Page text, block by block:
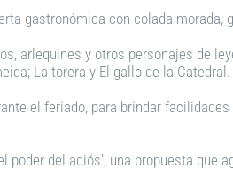
gastronómica con colada
arlequines y otros personajes de
La torera y El gallo de la Catedral.
el feriado, para brindar
del adiós’, una propuesta